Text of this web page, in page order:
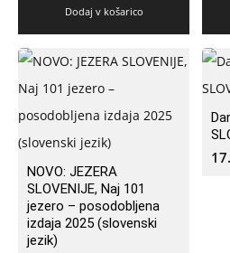
Dodaj v košarico
NOVO: JEZERA
SLOVENIJE, Naj 101
jezero – posodobljena
izdaja 2025 (slovenski
jezik)